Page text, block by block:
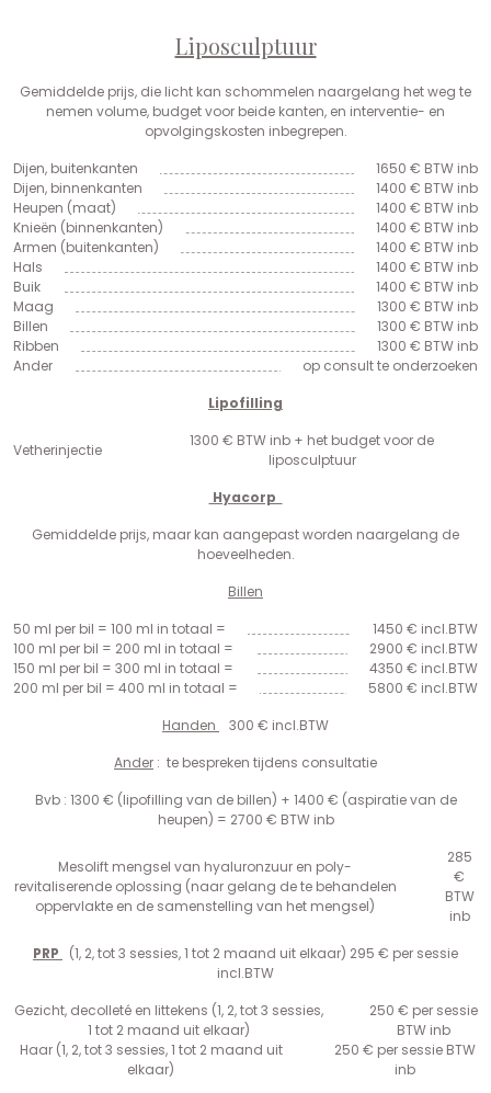
Liposculptuur
Gemiddelde prijs, die licht kan schommelen naargelang het weg te
nemen volume, budget voor beide kanten, en interventie- en
opvolgingskosten inbegrepen.
Dijen, buitenkanten
1650 € BTW inb
Dijen, binnenkanten
1400 € BTW inb
Heupen (maat)
1400 € BTW inb
Knieën (binnenkanten)
1400 € BTW inb
Armen (buitenkanten)
1400 € BTW inb
Hals
1400 € BTW inb
Buik
1400 € BTW inb
Maag
1300 € BTW inb
Billen
1300 € BTW inb
Ribben
1300 € BTW inb
Ander
op consult te onderzoeken
Lipofilling
Vetherinjectie
1300 € BTW inb + het budget voor de
liposculptuur
Hyacorp
Gemiddelde prijs, maar kan aangepast worden naargelang de
hoeveelheden.
Billen
50 ml per bil = 100 ml in totaal =
1450 € incl.BTW
100 ml per bil = 200 ml in totaal =
2900 € incl.BTW
150 ml per bil = 300 ml in totaal =
4350 € incl.BTW
200 ml per bil = 400 ml in totaal =
5800 € incl.BTW
Handen
300 € incl.BTW
Ander : te bespreken tijdens consultatie
Bvb : 1300 € (lipofilling van de billen) + 1400 € (aspiratie van de
heupen) = 2700 € BTW inb
Mesolift mengsel van hyaluronzuur en poly-
revitaliserende oplossing (naar gelang de te behandelen
oppervlakte en de samenstelling van het mengsel)
285
€
BTW
inb
PRP
(1, 2, tot 3 sessies, 1 tot 2 maand uit elkaar) 295 € per sessie
incl.BTW
Gezicht, decolleté en littekens (1, 2, tot 3 sessies,
1 tot 2 maand uit elkaar)
250 € per sessie
BTW inb
Haar (1, 2, tot 3 sessies, 1 tot 2 maand uit
elkaar)
250 € per sessie BTW
inb